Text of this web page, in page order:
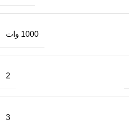
1000 وات
2
3